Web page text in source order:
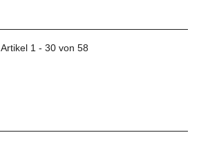
Artikel 1 - 30 von 58